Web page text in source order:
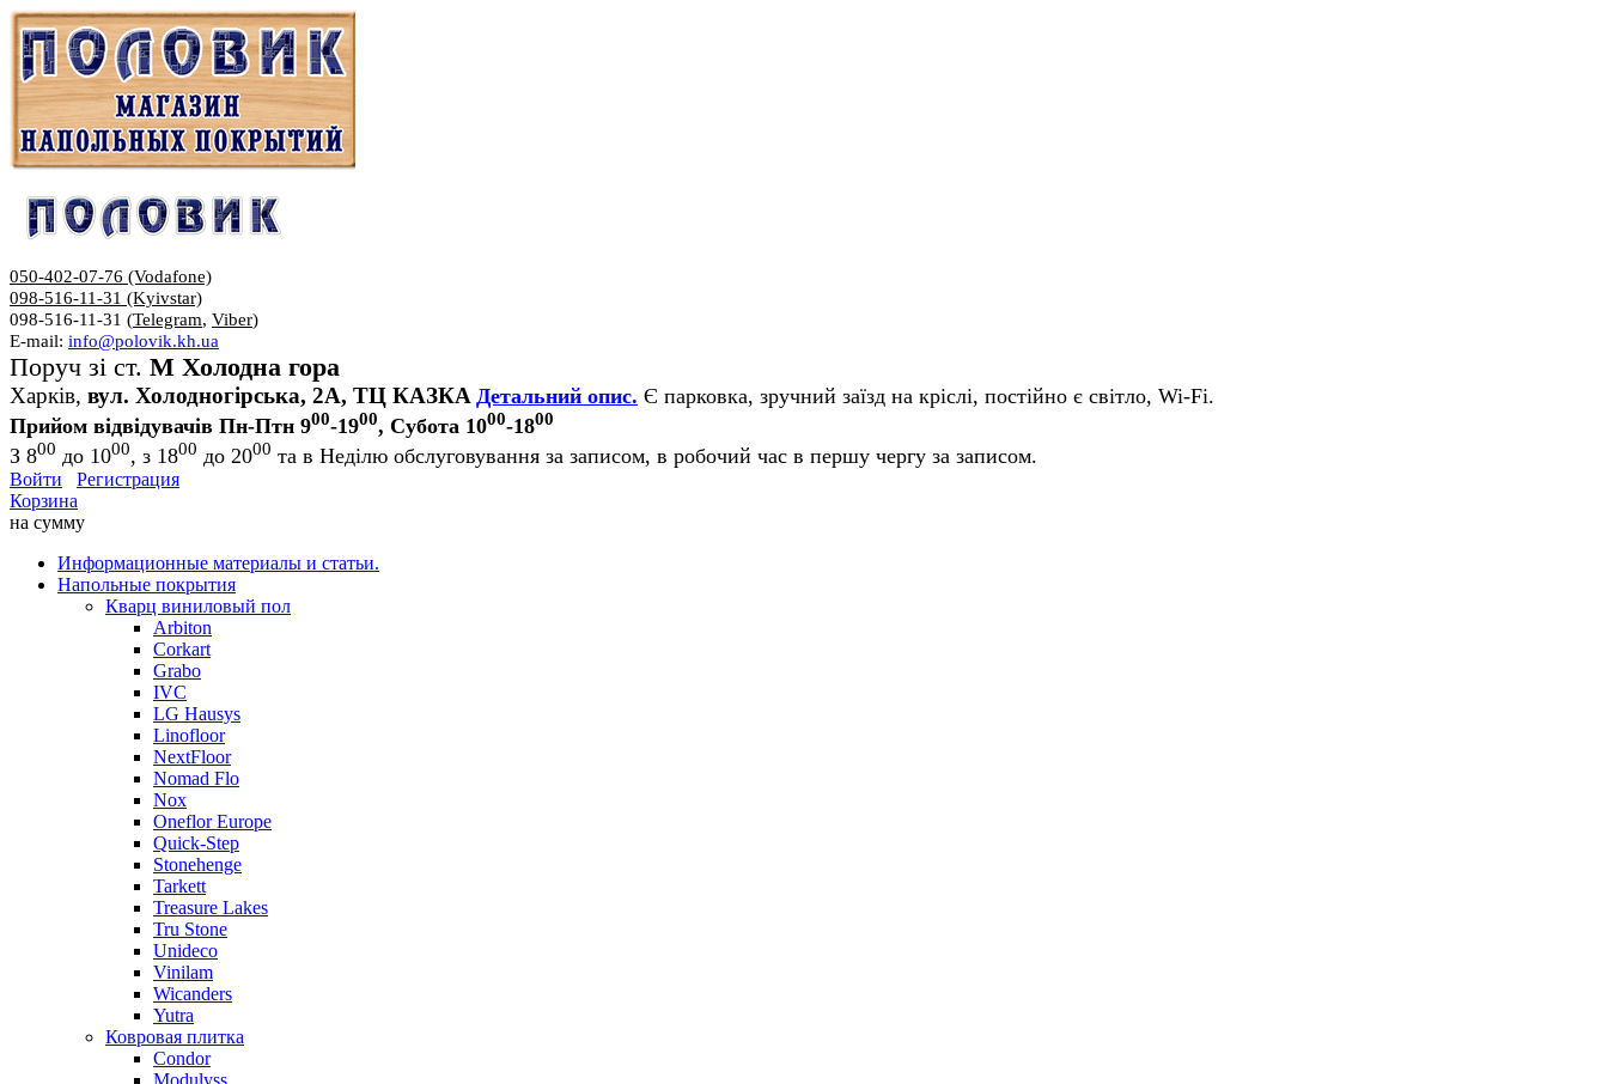
050-402-07-76 (Vodafone)
098-516-11-31 (Kyivstar)
098-516-11-31 (Telegram, Viber)
E-mail: info@polovik.kh.ua
Поруч зі ст. М Холодна гора
Харків, вул. Холодногірська, 2А, ТЦ КАЗКА Детальний опис. Є парковка, зручний заїзд на кріслі, постійно є світло, Wi-Fi.
Прийом відвідувачів Пн-Птн 900-1900, Субота 1000-1800
З 800 до 1000, з 1800 до 2000 та в Неділю обслуговування за записом, в робочий час в першу чергу за записом.
Войти
Регистрация
Корзина
на сумму
Информационные материалы и статьи.
Напольные покрытия
Кварц виниловый пол
Arbiton
Corkart
Grabo
IVC
LG Hausys
Linofloor
NextFloor
Nomad Flo
Nox
Oneflor Europe
Quick-Step
Stonehenge
Tarkett
Treasure Lakes
Tru Stone
Unideco
Vinilam
Wicanders
Yutra
Ковровая плитка
Condor
Modulyss